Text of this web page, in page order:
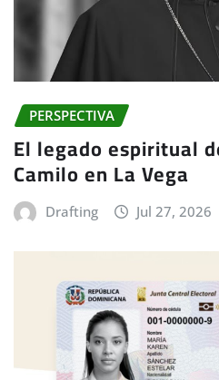
PERSPECTIVA
El legado espiritual
Camilo en La Vega
Drafting Jul 27, 2026